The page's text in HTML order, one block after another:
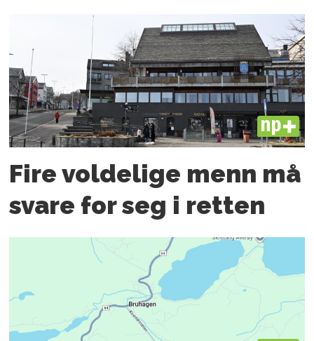
PLUS
Fire voldelige menn må
svare for seg i retten